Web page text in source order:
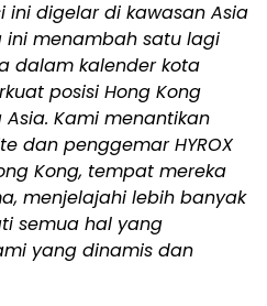
ini digelar di kawasan Asia
ini menambah satu lagi
dalam kalender kota
posisi Hong Kong
Kami menantikan
dan penggemar HYROX
Kong, tempat mereka
menjelajahi lebih banyak
semua hal yang
yang dinamis dan